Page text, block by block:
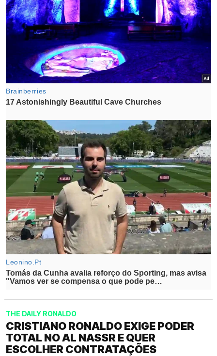
THE DAILY RONALDO
CRISTIANO RONALDO EXIGE PODER
TOTAL NO AL NASSR E QUER
ESCOLHER CONTRATAÇÕES